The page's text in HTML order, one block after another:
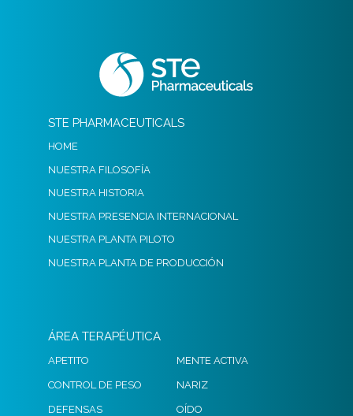
STE PHARMACEUTICALS
HOME
NUESTRA FILOSOFÍA
NUESTRA HISTORIA
NUESTRA PRESENCIA INTERNACIONAL
NUESTRA PLANTA PILOTO
NUESTRA PLANTA DE PRODUCCIÓN
ÁREA TERAPÉUTICA
APETITO
CONTROL DE PESO
DEFENSAS
MENTE ACTIVA
NARIZ
OÍDO